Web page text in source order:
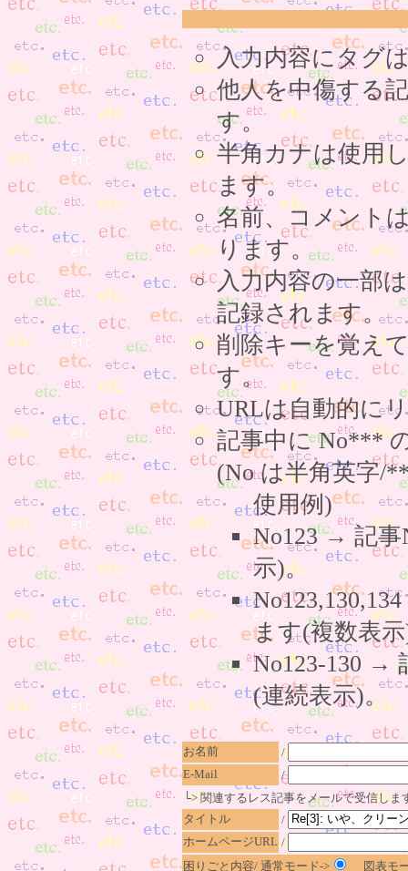
入力内容にタグ
他人を中傷する
す。
半角カナは使用
ます。
名前、コメント
ります。
入力内容の一部
記録されます。
削除キーを覚え
す。
URLは自動的に
記事中に No***
(No は半角英字/
使用例)
No123 → 記事
示)。
ます(複数表
No123-130 →
(連続表示)。
お名前
/
E-Mail
/
└> 関連するレス記事をメールで受信しま
タイトル
/
ホームページURL /
困りごと内容/ 通常モード->
図表モ